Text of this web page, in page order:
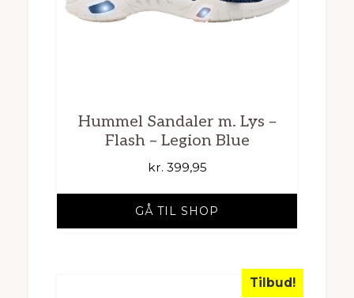
Hummel Sandaler m. Lys –
Flash – Legion Blue
kr. 399,95
GÅ TIL SHOP
Tilbud!